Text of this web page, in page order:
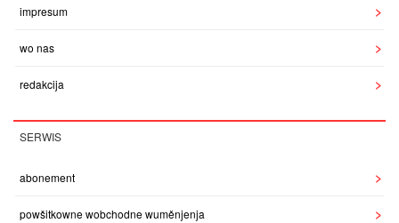
impresum
wo nas
redakcija
SERWIS
abonement
powšitkowne wobchodne wuměnjenja